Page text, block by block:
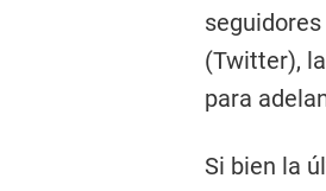
(Twitter),
para
Si bien la